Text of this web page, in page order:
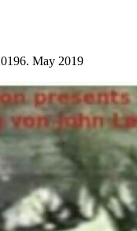
6. May 2019